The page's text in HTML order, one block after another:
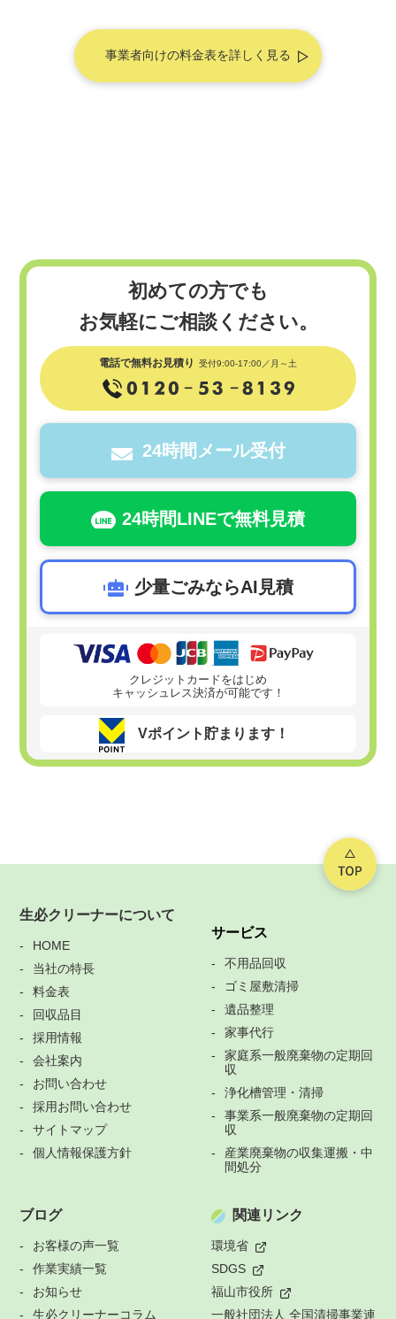
事業者向けの料金表を詳しく見る
初めての方でも
お気軽にご相談ください。
電話で無料お見積り 受付9:00-17:00／月～土
24時間メール受付
24時間LINEで無料見積
少量ごみならAI見積
クレジットカードをはじめ
キャッシュレス決済が可能です！
Vポイント貯まります！
生必クリーナーについて
HOME
当社の特長
料金表
回収品目
採用情報
会社案内
お問い合わせ
採用お問い合わせ
サイトマップ
個人情報保護方針
サービス
不用品回収
ゴミ屋敷清掃
遺品整理
家事代行
家庭系一般廃棄物の定期回
収
浄化槽管理・清掃
事業系一般廃棄物の定期回
収
産業廃棄物の収集運搬・中
間処分
ブログ
お客様の声一覧
作業実績一覧
お知らせ
生必クリーナーコラム
関連リンク
環境省
SDGS
福山市役所
一般社団法人 全国清掃事業連